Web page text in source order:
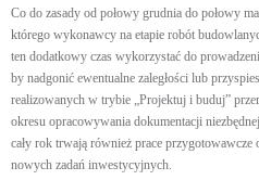
Co do zasady od połowy grudnia do połowy
którego wykonawcy na etapie robót
ten dodatkowy czas wykorzystać do
by nadgonić ewentualne zaległości lub
realizowanych w trybie „Projektuj i buduj”
okresu opracowywania dokumentacji
cały rok trwają również prace przygotowawcze
nowych zadań inwestycyjnych.